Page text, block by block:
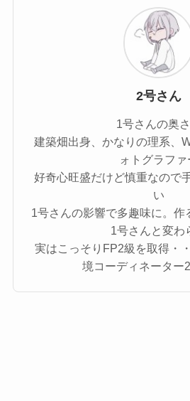
2号さん
1号さんの奥
建築畑出身、かなりの理系、
ォトグラファ
好奇心旺盛だけど慎重なので
い
1号さんの影響で多趣味に。作
1号さんと変わ
実はこっそりFP2級を取得・
境コーディネーター